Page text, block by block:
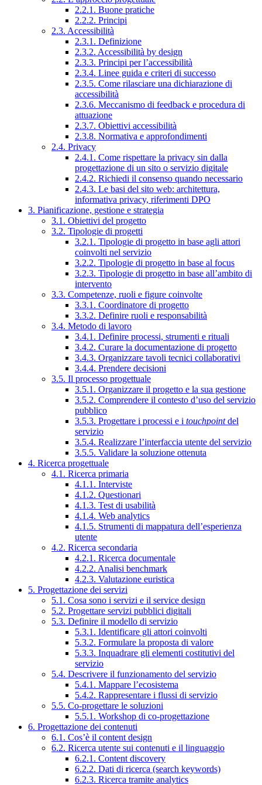
2.2.1. Buone pratiche
2.2.2. Principi
2.3. Accessibilità
2.3.1. Definizione
2.3.2. Accessibilità by design
2.3.3. Principi per l’accessibilità
2.3.4. Linee guida e criteri di successo
2.3.5. Come rilasciare una dichiarazione di
accessibilità
2.3.6. Meccanismo di feedback e procedura di
attuazione
2.3.7. Obiettivi accessibilità
2.3.8. Normativa e approfondimenti
2.4. Privacy
2.4.1. Come rispettare la privacy sin dalla
progettazione di un sito o servizio digitale
2.4.2. Richiedi il consenso quando necessario
2.4.3. Le basi del sito web: architettura,
informativa privacy, riferimenti DPO
3. Pianificazione, gestione e strategia
3.1. Obiettivi del progetto
3.2. Tipologie di progetti
3.2.1. Tipologie di progetto in base agli attori
coinvolti nel servizio
3.2.2. Tipologie di progetto in base al focus
3.2.3. Tipologie di progetto in base all’ambito di
intervento
3.3. Competenze, ruoli e figure coinvolte
3.3.1. Coordinatore di progetto
3.3.2. Definire ruoli e responsabilità
3.4. Metodo di lavoro
3.4.1. Definire processi, strumenti e rituali
3.4.2. Curare la documentazione di progetto
3.4.3. Organizzare tavoli tecnici collaborativi
3.4.4. Prendere decisioni
3.5. Il processo progettuale
3.5.1. Organizzare il progetto e la sua gestione
3.5.2. Comprendere il contesto d’uso del servizio
pubblico
3.5.3. Progettare i processi e i touchpointdel
servizio
3.5.4. Realizzare l’interfaccia utente del servizio
3.5.5. Validare la soluzione ottenuta
4. Ricerca progettuale
4.1. Ricerca primaria
4.1.1. Interviste
4.1.2. Questionari
4.1.3. Test di usabilità
4.1.4. Web analytics
4.1.5. Strumenti di mappatura dell’esperienza
utente
4.2. Ricerca secondaria
4.2.1. Ricerca documentale
4.2.2. Analisi benchmark
4.2.3. Valutazione euristica
5. Progettazione dei servizi
5.1. Cosa sono i servizi e il service design
5.2. Progettare servizi pubblici digitali
5.3. Definire il modello di servizio
5.3.1. Identificare gli attori coinvolti
5.3.2. Formulare la proposta di valore
5.3.3. Inquadrare gli elementi costitutivi del
servizio
5.4. Descrivere il funzionamento del servizio
5.4.1. Mappare l’ecosistema
5.4.2. Rappresentare i flussi di servizio
5.5. Co-progettare le soluzioni
5.5.1. Workshop di co-progettazione
6. Progettazione dei contenuti
6.1. Cos’è il content design
6.2. Ricerca utente sui contenuti e il linguaggio
6.2.1. Content discovery
6.2.2. Dati di ricerca (search keywords)
6.2.3. Ricerca tramite analytics